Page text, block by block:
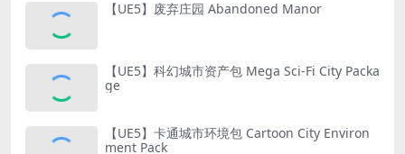
【UE5】废弃庄园 Abandoned Manor
【UE5】科幻城市资产包 Mega Sci-Fi City Packa
ge
【UE5】卡通城市环境包 Cartoon City Environ
ment Pack